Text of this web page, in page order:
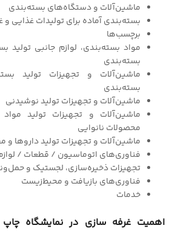
ماشین‌آلات و دستگاه‌های بسته‌بندی
بسته‌بندی آماده برای تولیدات غذایی و
برچسب‌ها
مواد بسته‌بندی، لوازم جانبی تولید
بسته‌بندی
ماشین‌آلات و تجهیزات تولید
بسته‌بندی
ماشین‌آلات و تجهیزات تولید نوشیدنی
ماشین‌آلات و تجهیزات تولید
محصولات نانوایی
ماشین‌آلات و تجهیزات تولید داروها و
فناوری‌های اتوماسیون / قطعات /
تجهیزات ذخیره‌سازی، لجستیک و
فناوری‌های بازیافت و محیط‌زیست
خدمات
اهمیت غرفه سازی در نمایشگاه